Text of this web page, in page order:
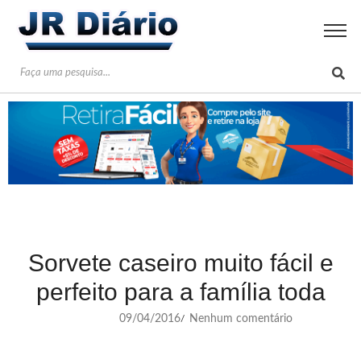
Sorvete caseiro muito fácil e
perfeito para a família toda
09/04/2016/ Nenhum comentário